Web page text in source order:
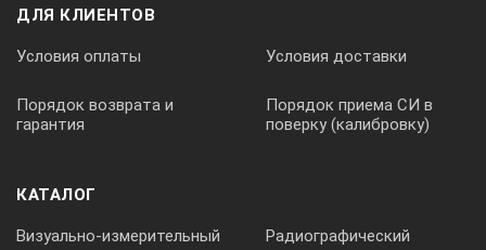
ДЛЯ КЛИЕНТОВ
Условия оплаты Условия доставки
Порядок возврата и
гарантия
Порядок приема СИ в
поверку (калибровку)
КАТАЛОГ
Визуально-измерительный
Радиографический